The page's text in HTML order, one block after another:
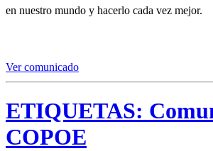
en nuestro mundo y hacerlo cada vez mejor.
Ver comunicado
ETIQUETAS:
COPOE